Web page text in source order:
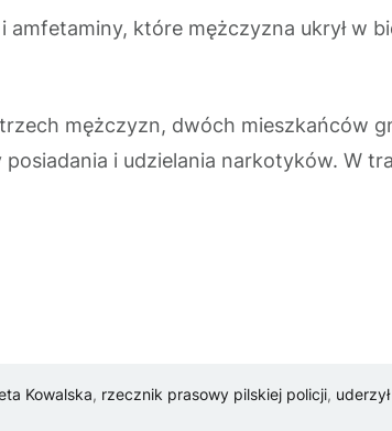
które mężczyzna ukrył w
mężczyzn, dwóch mieszkańców
i udzielania narkotyków. W
Kowalska, rzecznik prasowy pilskiej policji,